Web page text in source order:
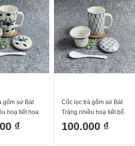
gốm sứ Bát
hoạ tiết hoa
₫
Cốc lọc trà gốm sứ Bát
Tràng nhiều hoạ tiết bổ
khung 300ml
100.000 ₫